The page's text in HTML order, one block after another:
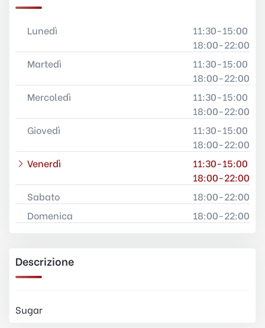
Lunedì
11:30-15:00
18:00-22:00
Martedì
11:30-15:00
18:00-22:00
Mercoledì
11:30-15:00
18:00-22:00
Giovedì
11:30-15:00
18:00-22:00
Venerdì
11:30-15:00
18:00-22:00
Sabato
18:00-22:00
Domenica
18:00-22:00
Descrizione
Sugar